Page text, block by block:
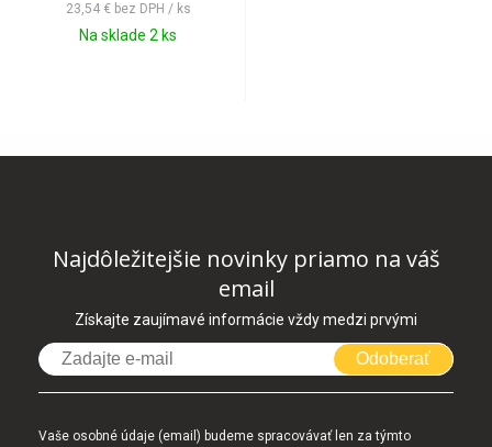
23,54 € bez DPH / ks
Na sklade 2 ks
Najdôležitejšie novinky priamo na váš
email
Získajte zaujímavé informácie vždy medzi prvými
Odoberať
Vaše osobné údaje (email) budeme spracovávať len za týmto